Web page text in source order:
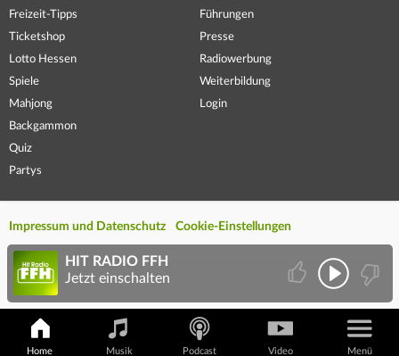
Freizeit-Tipps
Ticketshop
Lotto Hessen
Spiele
Mahjong
Backgammon
Quiz
Partys
Führungen
Presse
Radiowerbung
Weiterbildung
Login
Impressum und Datenschutz Cookie-Einstellungen
Home Musik Podcast Video Menü
HIT RADIO FFH
Jetzt einschalten